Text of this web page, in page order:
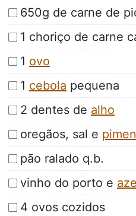
650g de carne de
1 choriço de carne
1 ovo
1 cebola pequena
2 dentes de alho
oregãos, sal e
pão ralado q.b.
vinho do porto e
4 ovos cozidos